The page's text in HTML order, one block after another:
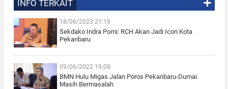
INFO TERKAIT
18/06/2023 21:19
Sekdako Indra Pomi: RCH Akan Jadi Icon Kota
Pekanbaru
09/06/2022 19:08
BMN Hulu Migas Jalan Poros Pekanbaru-Dumai
Masih Bermasalah